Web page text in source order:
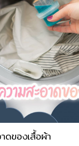
ดของเสื้อผ้า